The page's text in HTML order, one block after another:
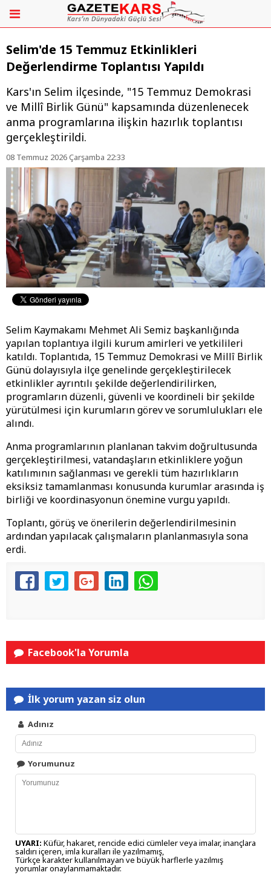
Selim'de 15 Temmuz Etkinlikleri
Değerlendirme Toplantısı Yapıldı
Kars'ın Selim ilçesinde, "15 Temmuz Demokrasi
ve Millî Birlik Günü" kapsamında düzenlenecek
anma programlarına ilişkin hazırlık toplantısı
gerçekleştirildi.
08 Temmuz 2026 Çarşamba 22:33
Selim Kaymakamı Mehmet Ali Semiz başkanlığında
yapılan toplantıya ilgili kurum amirleri ve yetkilileri
katıldı. Toplantıda, 15 Temmuz Demokrasi ve Millî Birlik
Günü dolayısıyla ilçe genelinde gerçekleştirilecek
etkinlikler ayrıntılı şekilde değerlendirilirken,
programların düzenli, güvenli ve koordineli bir şekilde
yürütülmesi için kurumların görev ve sorumlulukları ele
alındı.
Anma programlarının planlanan takvim doğrultusunda
gerçekleştirilmesi, vatandaşların etkinliklere yoğun
katılımının sağlanması ve gerekli tüm hazırlıkların
eksiksiz tamamlanması konusunda kurumlar arasında iş
birliği ve koordinasyonun önemine vurgu yapıldı.
Toplantı, görüş ve önerilerin değerlendirilmesinin
ardından yapılacak çalışmaların planlanmasıyla sona
erdi.
Facebook'la Yorumla
İlk yorum yazan siz olun
Adınız
Yorumunuz
UYARI: Küfür, hakaret, rencide edici cümleler veya imalar, inançlara
saldırı içeren, imla kuralları ile yazılmamış,
Türkçe karakter kullanılmayan ve büyük harflerle yazılmış
yorumlar onaylanmamaktadır.